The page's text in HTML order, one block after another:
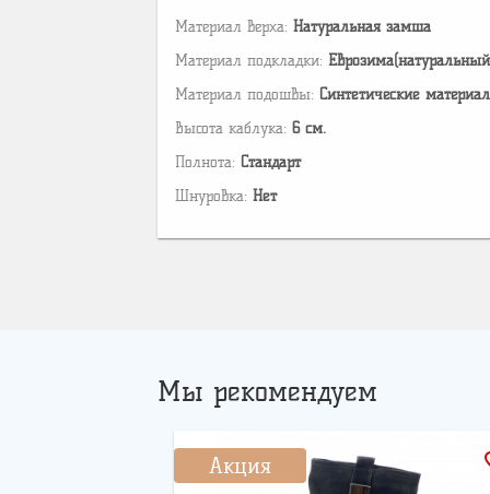
Материал верха: Натуральная замша
Материал подкладки:
Материал подошвы: Cинтетические
Высота каблука: 6 см.
Полнота: Стандарт
Шнуровка: Нет
Мы рекомендуем
Акция